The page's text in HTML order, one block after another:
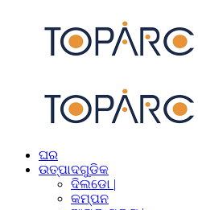
ଘର
ଉତ୍ପାଦଗୁଡିକ
ଦିଲଡୋ |
କମ୍ପନ